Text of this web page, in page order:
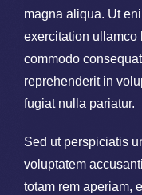
magna aliqua. Ut
exercitation ullamco
commodo
reprehenderit in
fugiat nulla pariatur.
Sed ut perspiciatis
voluptatem
totam rem aperiam,